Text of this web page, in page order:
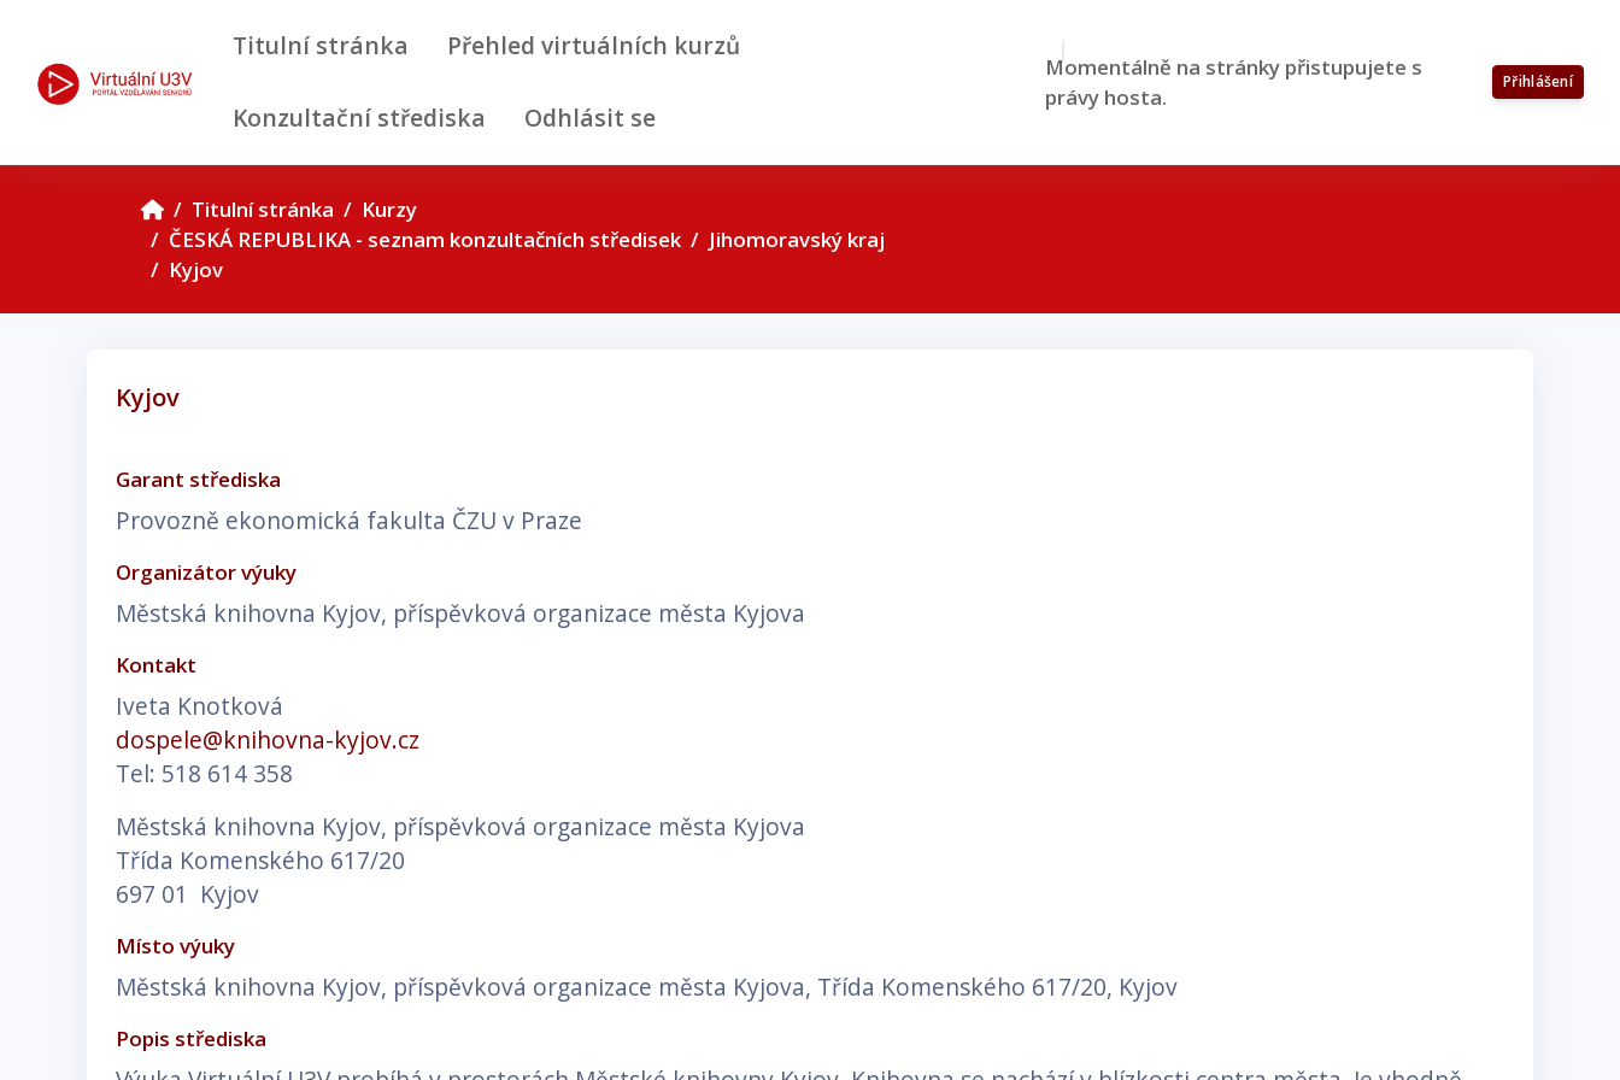
Titulní stránka
Přehled virtuálních kurzů
Konzultační střediska Odhlásit se
Momentálně na stránky přistupujete s
právy hosta.
Přihlášení
Titulní stránka
Kurzy
ČESKÁ REPUBLIKA - seznam konzultačních středisek
Jihomoravský kraj
Kyjov
Kyjov
Garant střediska
Provozně ekonomická fakulta ČZU v Praze
Organizátor výuky
Městská knihovna Kyjov, příspěvková organizace města Kyjova
Kontakt
Iveta Knotková
dospele@knihovna-kyjov.cz
Tel: 518 614 358
Městská knihovna Kyjov, příspěvková organizace města Kyjova
Třída Komenského 617/20
697 01 Kyjov
Místo výuky
Městská knihovna Kyjov, příspěvková organizace města Kyjova, Třída Komenského 617/20, Kyjov
Popis střediska